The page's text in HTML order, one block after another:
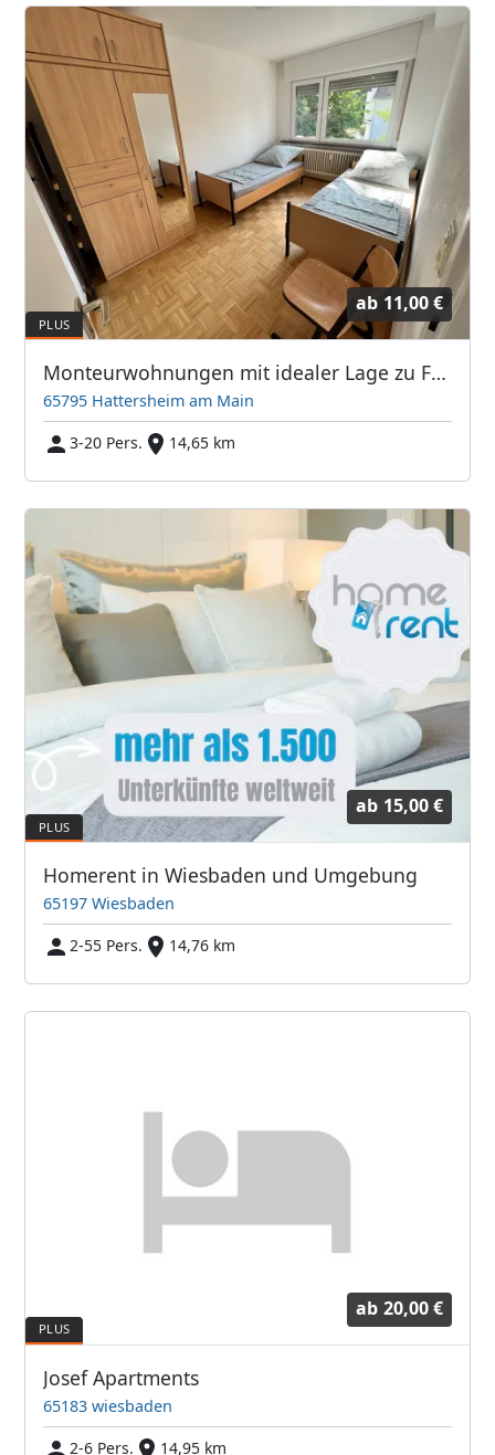
ab 11,00 €
Monteurwohnungen mit idealer Lage zu Frankfurt / Flugahfen
65795 Hattersheim am Main
3-20 Pers.
14,65 km
ab 15,00 €
Homerent in Wiesbaden und Umgebung
65197 Wiesbaden
2-55 Pers.
14,76 km
ab 20,00 €
Josef Apartments
65183 wiesbaden
2-6 Pers.
14,95 km